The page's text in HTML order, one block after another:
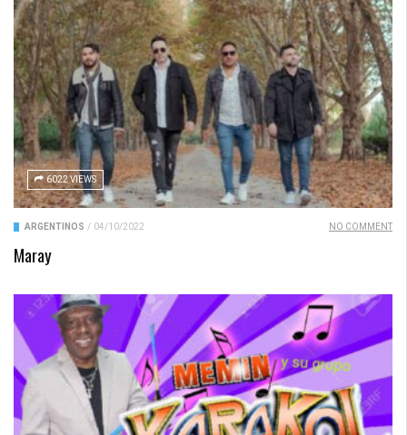
6022 VIEWS
ARGENTINOS / 04/10/2022 NO COMMENT
Maray